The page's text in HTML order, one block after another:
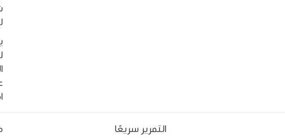
التمرير سريعًا